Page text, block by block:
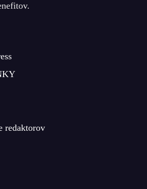
redaktorov